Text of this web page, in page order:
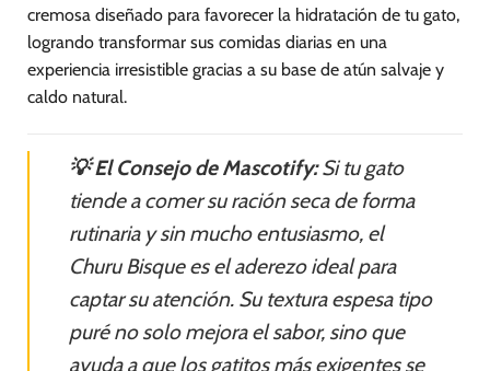
cremosa diseñado para favorecer la hidratación de tu gato,
logrando transformar sus comidas diarias en una
experiencia irresistible gracias a su base de atún salvaje y
caldo natural.
💡 El Consejo de Mascotify:Si tu gato
tiende a comer su ración seca de forma
rutinaria y sin mucho entusiasmo, el
Churu Bisque es el aderezo ideal para
captar su atención. Su textura espesa tipo
puré no solo mejora el sabor, sino que
ayuda a que los gatitos más exigentes se